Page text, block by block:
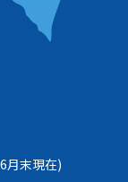
6月末現在)